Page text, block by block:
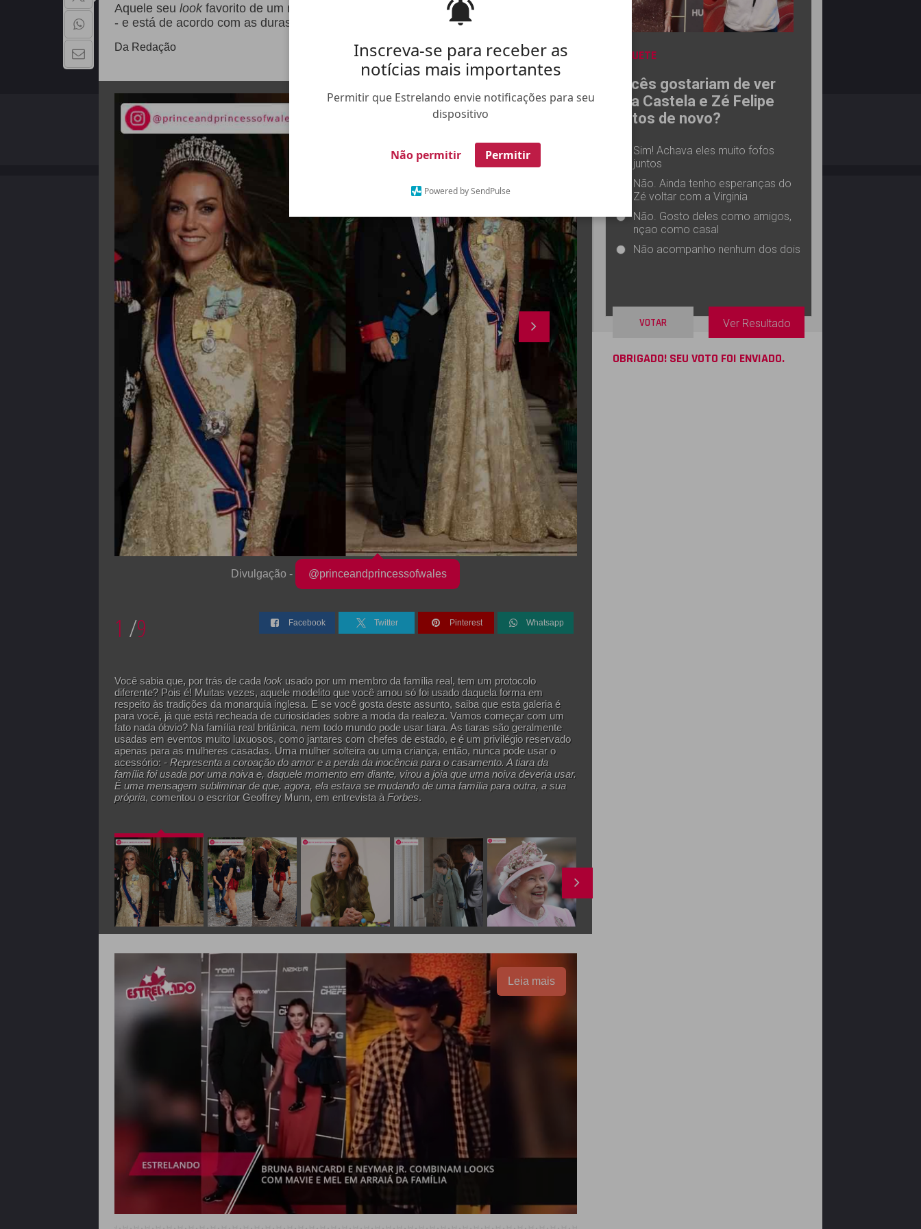
Inscreva-se para receber as
notícias mais importantes
Permitir que Estrelando envie notificações para seu
dispositivo
Não permitir Permitir
Powered by SendPulse
Aquele seu lookfavorito de um membro da realeza britânica foi muito bem pensado
- e está de acordo com as duras regras da monarquia
Da Redação
Divulgação - @princeandprincessofwales
1 /9 Facebook Twitter Pinterest Whatsapp
Você sabia que, por trás de cada lookusado por um membro da família real, tem um protocolo
diferente? Pois é! Muitas vezes, aquele modelito que você amou só foi usado daquela forma em
respeito às tradições da monarquia inglesa. E se você gosta deste assunto, saiba que esta galeria é
para você, já que está recheada de curiosidades sobre a moda da realeza. Vamos começar com um
fato nada óbvio? Na família real britânica, nem todo mundo pode usar tiara. As tiaras são geralmente
usadas em eventos muito luxuosos, como jantares com chefes de estado, e é um privilégio reservado
apenas para as mulheres casadas. Uma mulher solteira ou uma criança, então, nunca pode usar o
acessório: - Representa a coroação do amor e a perda da inocência para o casamento. A tiara da
família foi usada por uma noiva e, daquele momento em diante, virou a joia que uma noiva deveria usar.
É uma mensagem subliminar de que, agora, ela estava se mudando de uma família para outra, a sua
própria, comentou o escritor Geoffrey Munn, em entrevista à Forbes.
Leia mais
ENQUETE
Vocês gostariam de ver
Ana Castela e Zé Felipe
juntos de novo?
Sim! Achava eles muito fofos
juntos
Não. Ainda tenho esperanças do
Zé voltar com a Virginia
Não. Gosto deles como amigos,
nçao como casal
Não acompanho nenhum dos dois
VOTAR Ver Resultado
OBRIGADO! SEU VOTO FOI ENVIADO.
QUEM SOMOS ANUNCIE NO ESTRELANDO TRABALHE NO ESTRELANDO POLÍTICA DE PRIVACIDADE
Copyright - 2026 | Todos os direitos reservados Desenvolvido por